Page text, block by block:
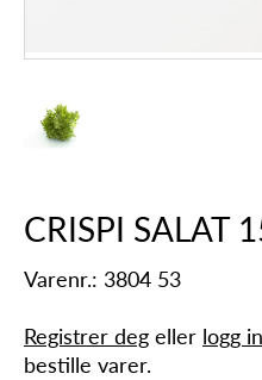
CRISPI SALAT
Varenr.: 3804 53
Registrer deg eller logg
bestille varer.